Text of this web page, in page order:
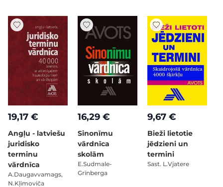
19,17 €
Angļu - latviešu
juridisko
terminu
vārdnīca
A.Daugavvamags,
N.Kļimoviča
16,29 €
Sinonīmu
vārdnīca
skolām
E.Sudmale-
Grīnberga
9,67 €
Bieži lietotie
jēdzieni un
termini
Sast. L.Vjatere